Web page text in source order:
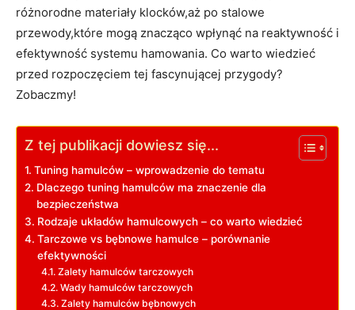
różnorodne materiały klocków,aż po stalowe
przewody,które mogą znacząco wpłynąć na reaktywność i
efektywność systemu hamowania. Co warto wiedzieć
przed rozpoczęciem tej fascynującej przygody?
Zobaczmy!
Z tej publikacji dowiesz się...
Tuning hamulców – wprowadzenie do tematu
Dlaczego tuning hamulców ma znaczenie dla
bezpieczeństwa
Rodzaje układów hamulcowych – co warto wiedzieć
Tarczowe vs bębnowe hamulce – porównanie
efektywności
Zalety hamulców tarczowych
Wady hamulców tarczowych
Zalety hamulców bębnowych